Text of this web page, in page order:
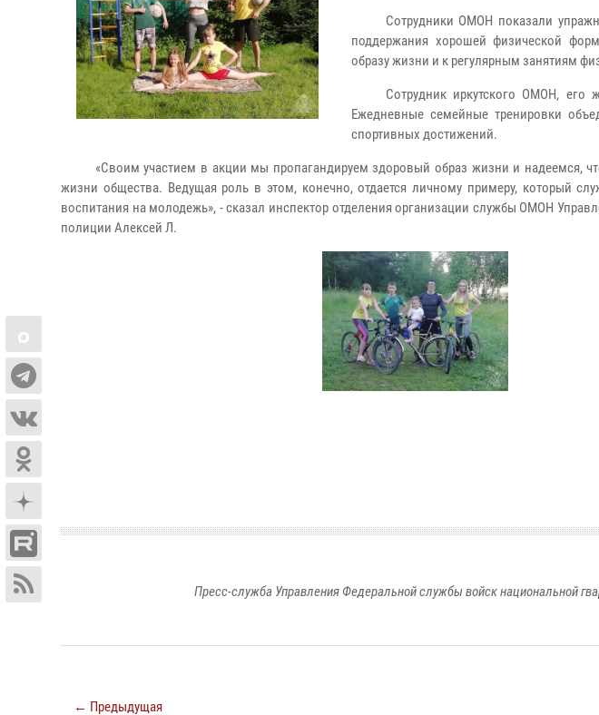
Сотрудники ОМОН показали
поддержания хорошей физической
образу жизни и к регулярным занятиям
Сотрудник иркутского ОМОН, его
Ежедневные семейные тренировки
спортивных достижений.
«Своим участием в акции мы пропагандируем здоровый образ жизни и надеемся,
жизни общества. Ведущая роль в этом, конечно, отдается личному примеру, который
воспитания на молодежь», - сказал инспектор отделения организации службы ОМОН
полиции Алексей Л.
Пресс-служба Управления Федеральной службы войск национальной
← Предыдущая